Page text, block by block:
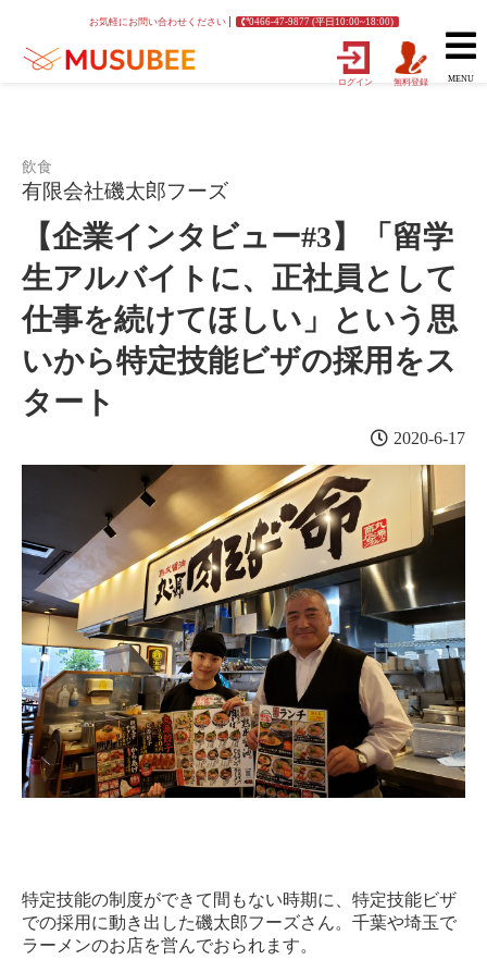
お気軽にお問い合わせください 0466-47-9877 (平日10:00~18:00)
ログイン 無料登録 MENU
飲食
有限会社磯太郎フーズ
【企業インタビュー#3】「留学
生アルバイトに、正社員として
仕事を続けてほしい」という思
いから特定技能ビザの採用をス
タート
2020-6-17
特定技能の制度ができて間もない時期に、特定技能ビザ
での採用に動き出した磯太郎フーズさん。千葉や埼玉で
ラーメンのお店を営んでおられます。